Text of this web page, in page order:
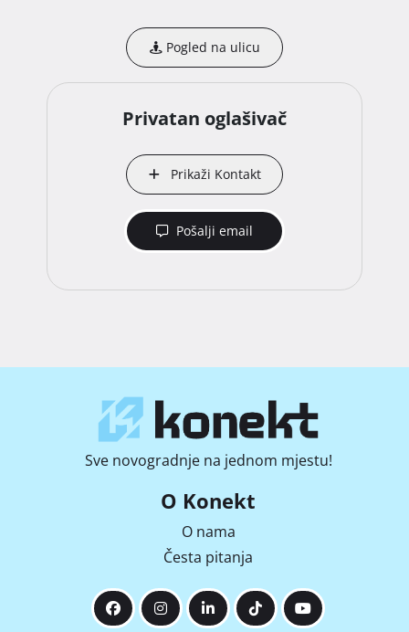
Pogled na ulicu
Privatan oglašivač
Prikaži Kontakt
Pošalji email
Sve novogradnje na jednom mjestu!
O Konekt
O nama
Česta pitanja